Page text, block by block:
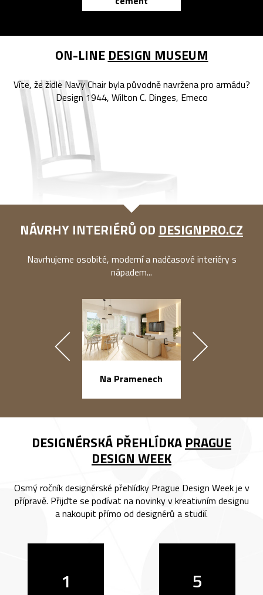
ON-LINE DESIGN MUSEUM
Víte, že židle Navy Chair byla původně navržena pro armádu?
Design 1944, Wilton C. Dinges, Emeco
NÁVRHY INTERIÉRŮ OD DESIGNPRO.CZ
Navrhujeme osobité, moderní a nadčasové interiéry s
nápadem...
Na Pramenech
DESIGNÉRSKÁ PŘEHLÍDKA PRAGUE
DESIGN WEEK
Osmý ročník designérské přehlídky Prague Design Week je v
přípravě. Přijďte se podívat na novinky v kreativním designu
a nakoupit přímo od designérů a studií.
1 5